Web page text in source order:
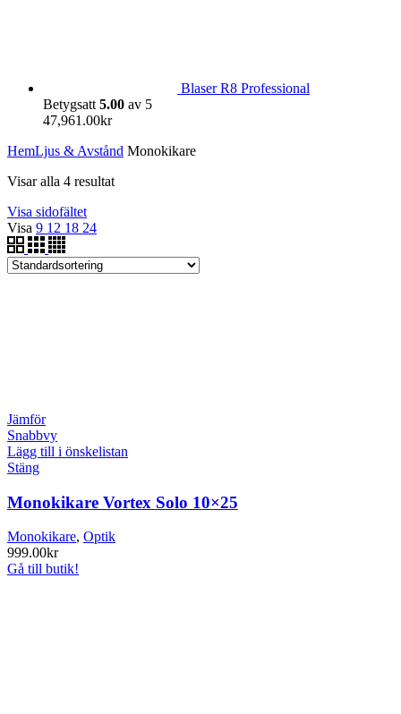
Blaser R8 Professional
Betygsatt 5.00 av 5
47,961.00kr
HemLjus & Avstånd Monokikare
Visar alla 4 resultat
Visa sidofältet
Visa 9 12 18 24
Jämför
Snabbvy
Lägg till i önskelistan
Stäng
Monokikare Vortex Solo 10×25
Monokikare, Optik
999.00kr
Gå till butik!